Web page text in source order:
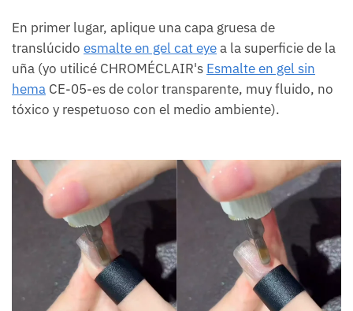
En primer lugar, aplique una capa gruesa de
translúcido esmalte en gel cat eyea la superficie de la
uña (yo utilicé CHROMÉCLAIR's Esmalte en gel sin
hema CE-05-es de color transparente, muy fluido, no
tóxico y respetuoso con el medio ambiente).